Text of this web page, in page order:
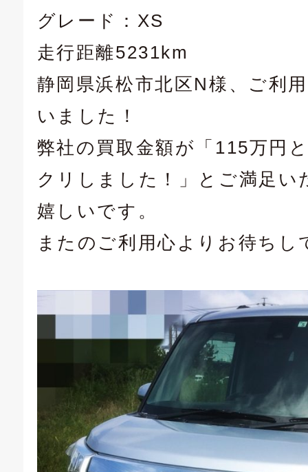
グレード：XS
走行距離5231km
静岡県浜松市北区N様、ご利
いました！
弊社の買取金額が「115万円
クリしました！」とご満足い
嬉しいです。
またのご利用心よりお待ちし